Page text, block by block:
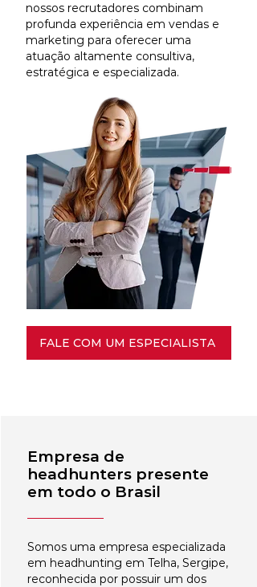
nossos recrutadores combinam
profunda experiência em vendas e
marketing para oferecer uma
atuação altamente consultiva,
estratégica e especializada.
FALE COM UM ESPECIALISTA
Empresa de
headhunters presente
em todo o Brasil
Somos uma empresa especializada
em headhunting em Telha, Sergipe,
reconhecida por possuir um dos